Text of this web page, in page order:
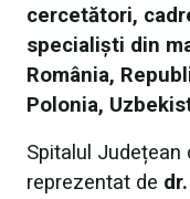
cercetători,
specialiști din
România,
Polonia,
Spitalul
reprezentat de